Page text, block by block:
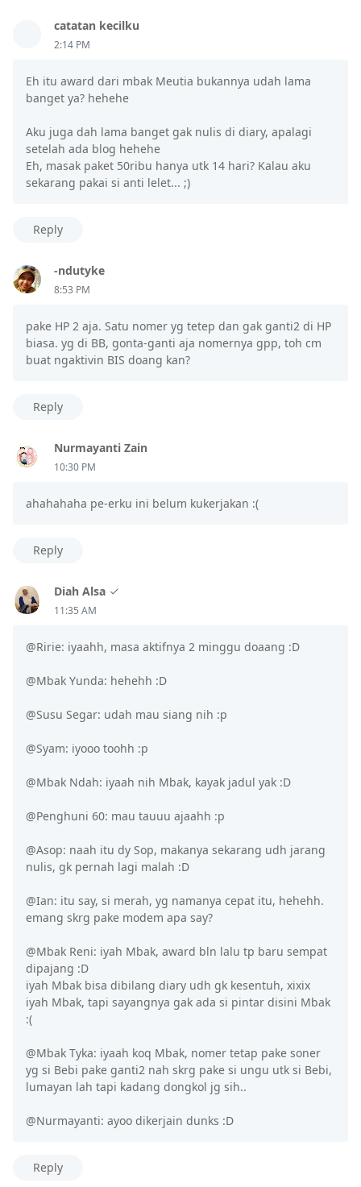
catatan kecilku
2:14 PM
Eh itu award dari mbak Meutia bukannya udah lama
banget ya? hehehe
Aku juga dah lama banget gak nulis di diary, apalagi
setelah ada blog hehehe
Eh, masak paket 50ribu hanya utk 14 hari? Kalau aku
sekarang pakai si anti lelet... ;)
Reply
-ndutyke
8:53 PM
pake HP 2 aja. Satu nomer yg tetep dan gak ganti2 di HP
biasa. yg di BB, gonta-ganti aja nomernya gpp, toh cm
buat ngaktivin BIS doang kan?
Reply
Nurmayanti Zain
10:30 PM
ahahahaha pe-erku ini belum kukerjakan :(
Reply
Diah Alsa
11:35 AM
@Ririe: iyaahh, masa aktifnya 2 minggu doaang :D
@Mbak Yunda: hehehh :D
@Susu Segar: udah mau siang nih :p
@Syam: iyooo toohh :p
@Mbak Ndah: iyaah nih Mbak, kayak jadul yak :D
@Penghuni 60: mau tauuu ajaahh :p
@Asop: naah itu dy Sop, makanya sekarang udh jarang
nulis, gk pernah lagi malah :D
@Ian: itu say, si merah, yg namanya cepat itu, hehehh.
emang skrg pake modem apa say?
@Mbak Reni: iyah Mbak, award bln lalu tp baru sempat
dipajang :D
iyah Mbak bisa dibilang diary udh gk kesentuh, xixix
iyah Mbak, tapi sayangnya gak ada si pintar disini Mbak
:(
@Mbak Tyka: iyaah koq Mbak, nomer tetap pake soner
yg si Bebi pake ganti2 nah skrg pake si ungu utk si Bebi,
lumayan lah tapi kadang dongkol jg sih..
@Nurmayanti: ayoo dikerjain dunks :D
Reply